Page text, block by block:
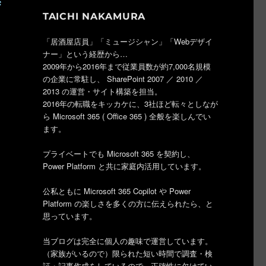
TAICHI NAKAMURA
「居酒屋店員」「ミュージシャン」「Webデザイ
ナー」という経歴から…
2009年から2016年まで従業員数が約7,000名規模
の企業に常駐し、 SharePoint 2007 ／ 2010 ／
2013 の運営・サイト構築を担当。
2016年の転職をキッカケに、3社ほど転々としなが
ら Microsoft 365 ( Office 365 ) 全般を楽しんでい
ます。
プライベートでも Microsoft 365 を契約し、
Power Platform と共に家庭内活用しています。
公私ともに Microsoft 365 Copilot や Power
Platform の楽しさを多くの方に伝えられたら、と
思っています。
当ブログは完全に個人の趣味で運営しています。
（家族がいるので）限られた短い時間で調査・検